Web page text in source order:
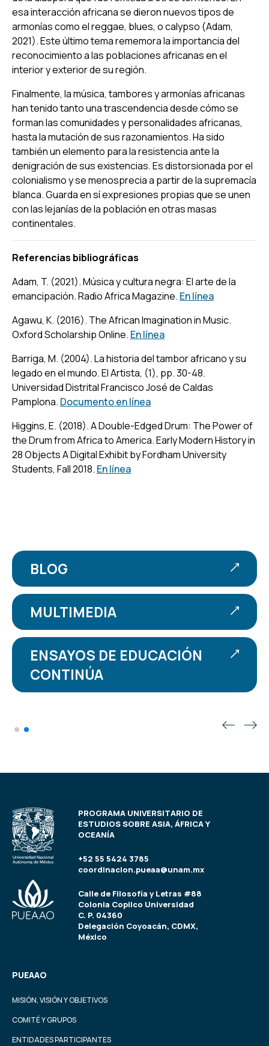
esa interacción africana se dieron nuevos tipos de
armonías como el reggae, blues, o calypso (Adam,
2021). Este último tema rememora la importancia del
reconocimiento a las poblaciones africanas en el
interior y exterior de su región.
Finalmente, la música, tambores y armonías africanas
han tenido tanto una trascendencia desde cómo se
forman las comunidades y personalidades africanas,
hasta la mutación de sus razonamientos. Ha sido
también un elemento para la resistencia ante la
denigración de sus existencias. Es distorsionada por el
colonialismo y se menosprecia a partir de la supremacía
blanca. Guarda en sí expresiones propias que se unen
con las lejanías de la población en otras masas
continentales.
Referencias bibliográficas
Adam, T. (2021). Música y cultura negra: El arte de la
emancipación.Radio Africa Magazine. En línea
Agawu, K. (2016). The African Imagination in Music.
Oxford Scholarship Online. En línea
Barriga, M. (2004). La historia del tambor africano y su
legado en el mundo. El Artista, (1), pp. 30-48.
Universidad Distrital Francisco José de Caldas
Pamplona. Documento en línea
Higgins, E. (2018). A Double-Edged Drum: The Power of
the Drum from Africa to America.Early Modern History in
28 Objects A Digital Exhibit by Fordham University
Students, Fall 2018. En línea
BLOG
MULTIMEDIA
ENSAYOS DE EDUCACIÓN
CONTINÚA
PROGRAMA UNIVERSITARIO DE
ESTUDIOS SOBRE ASIA, ÁFRICA Y
OCEANÍA
+52 55 5424 3785
coordinacion.pueaa@unam.mx
Calle de Filosofía y Letras #88
Colonia Copilco Universidad
C. P. 04360
Delegación Coyoacán, CDMX,
México
PUEAAO
MISIÓN, VISIÓN Y OBJETIVOS
COMITÉ Y GRUPOS
ENTIDADES PARTICIPANTES